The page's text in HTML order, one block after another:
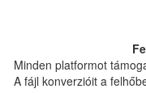
Minden platformot
A fájl konverzióit a